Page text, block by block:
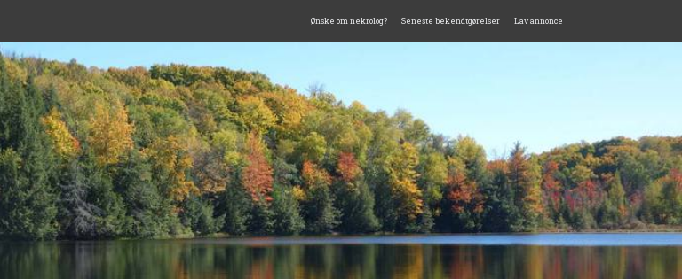
Ønske om nekrolog? Seneste bekendtgørelser Lav annonce